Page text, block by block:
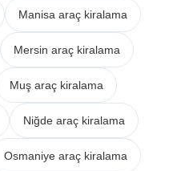
Manisa araç kiralama
Mersin araç kiralama
Muş araç kiralama
Niğde araç kiralama
Osmaniye araç kiralama